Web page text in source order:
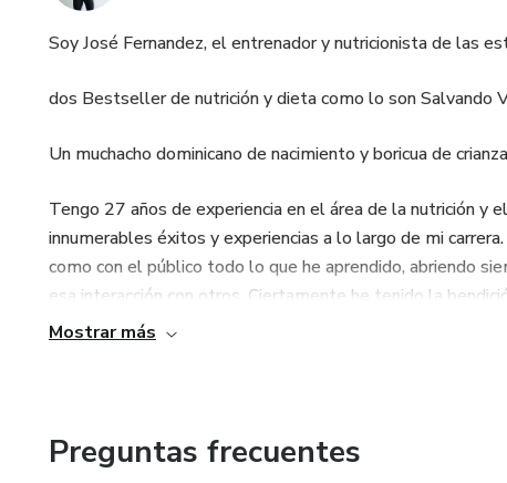
Soy José Fernandez, el entrenador y nutricionista de las
dos Bestseller de nutrición y dieta como lo son Salvando
Un muchacho dominicano de nacimiento y boricua de
Tengo 27 años de experiencia en el área de la nutrición y
innumerables éxitos y experiencias a lo largo de mi
como con el público todo lo que he aprendido, abriendo
esa interacción con otros. Ciertamente he tenido la
encuentra: Renata Notni “Renoti” la famosa actriz y
Ruiz, el youtuber colombiano que cuenta con más de 3
youtuber colombiano ganador del Kid's Choice Awards;
Mostrar más
Preguntas frecuentes